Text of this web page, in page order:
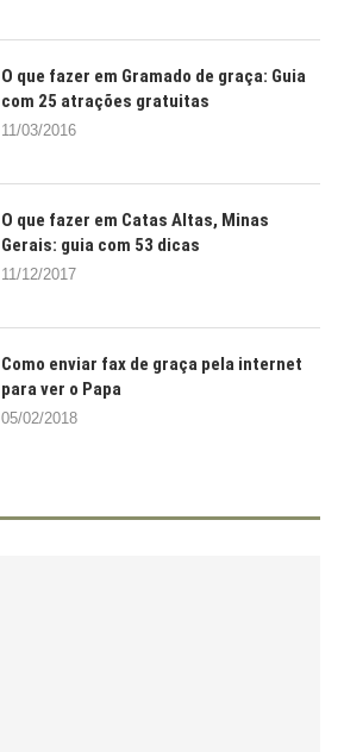
O que fazer em Gramado de graça: Guia
com 25 atrações gratuitas
11/03/2016
O que fazer em Catas Altas, Minas
Gerais: guia com 53 dicas
11/12/2017
Como enviar fax de graça pela internet
para ver o Papa
05/02/2018